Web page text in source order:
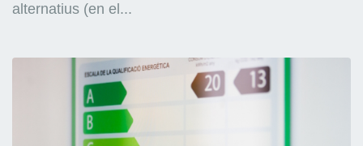
alternatius (en el...